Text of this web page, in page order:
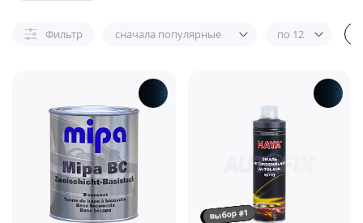
Фильтр сначала популярные по 12
выбор #1